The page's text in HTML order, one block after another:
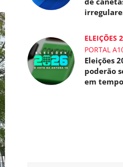
ELEIÇÕES
PORTAL
Eleições
poderão
em